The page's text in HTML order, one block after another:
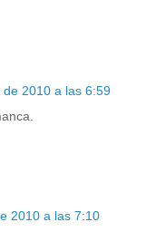
2010 a las 6:59
2010 a las 7:10